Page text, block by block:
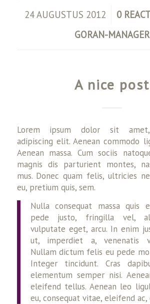
24 AUGUSTUS 2012
/ 0 /
GORAN-MANAGER
A nice post
Lorem ipsum dolor sit amet,
adipiscing elit. Aenean commodo
Aenean massa. Cum sociis
magnis dis parturient montes,
mus. Donec quam felis, ultricies
eu, pretium quis, sem.
Nulla consequat massa quis
pede justo, fringilla vel,
vulputate eget, arcu. In enim
ut, imperdiet a, venenatis
Nullam dictum felis eu pede
Integer tincidunt. Cras
elementum semper nisi.
eleifend tellus. Aenean leo
eu, consequat vitae, eleifend ac,